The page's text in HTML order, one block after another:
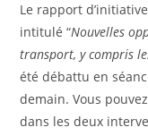
Le rapport
intitulé “Nouvelles
transport, y compris
été débattu en
demain. Vous
dans les deux